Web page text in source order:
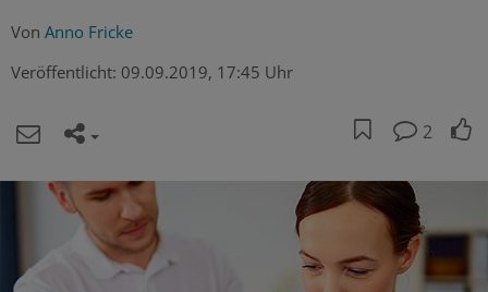
Von Anno Fricke
Veröffentlicht: 09.09.2019, 17:45 Uhr
2